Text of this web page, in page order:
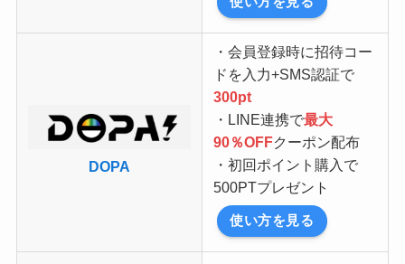
DOPA
・会員登録時に招待コー
ドを入力+SMS認証で
300pt
・LINE連携で最大
90％OFFクーポン配布
・初回ポイント購入で
500PTプレゼント
使い方を見る